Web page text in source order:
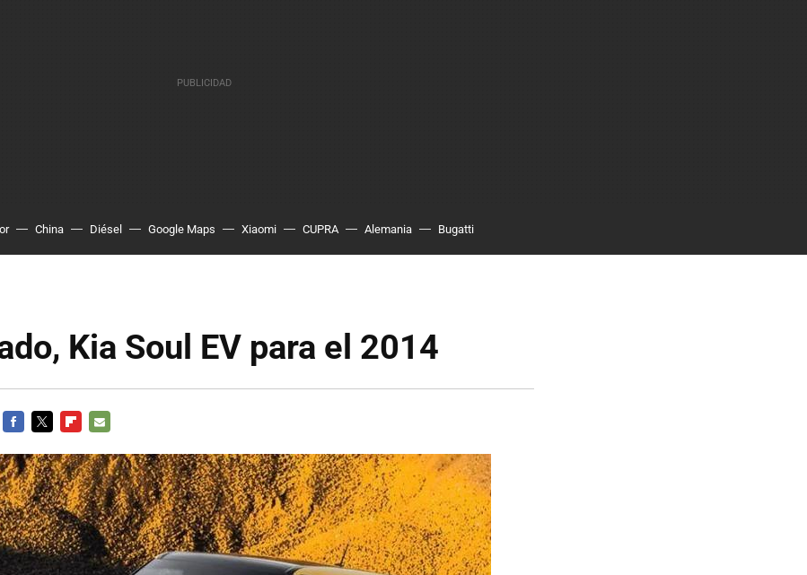
China Diésel Google Maps Xiaomi CUPRA Alemania Bugatti
Kia Soul EV para el 2014
MAIL